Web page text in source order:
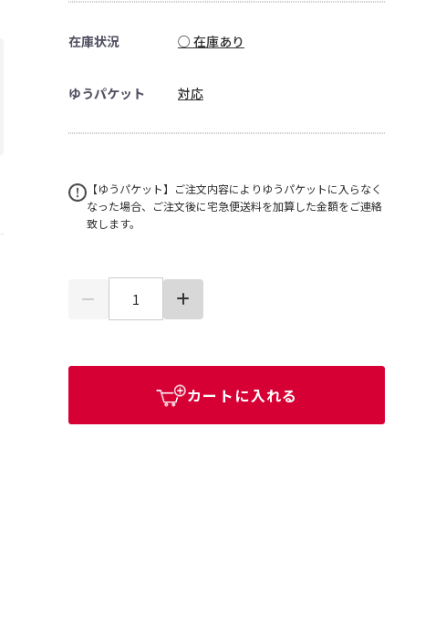
在庫状況 ○ 在庫あり
ゆうパケット 対応
【ゆうパケット】ご注文内容によりゆうパケットに入らなく
なった場合、ご注文後に宅急便送料を加算した金額をご連絡
致します。
カートに入れる